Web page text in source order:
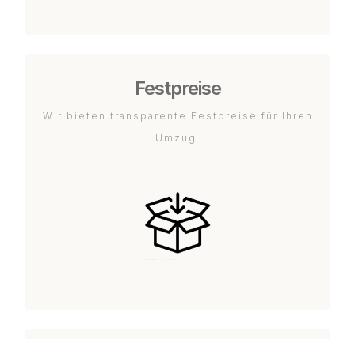
Festpreise
Wir bieten transparente Festpreise für Ihren
Umzug.